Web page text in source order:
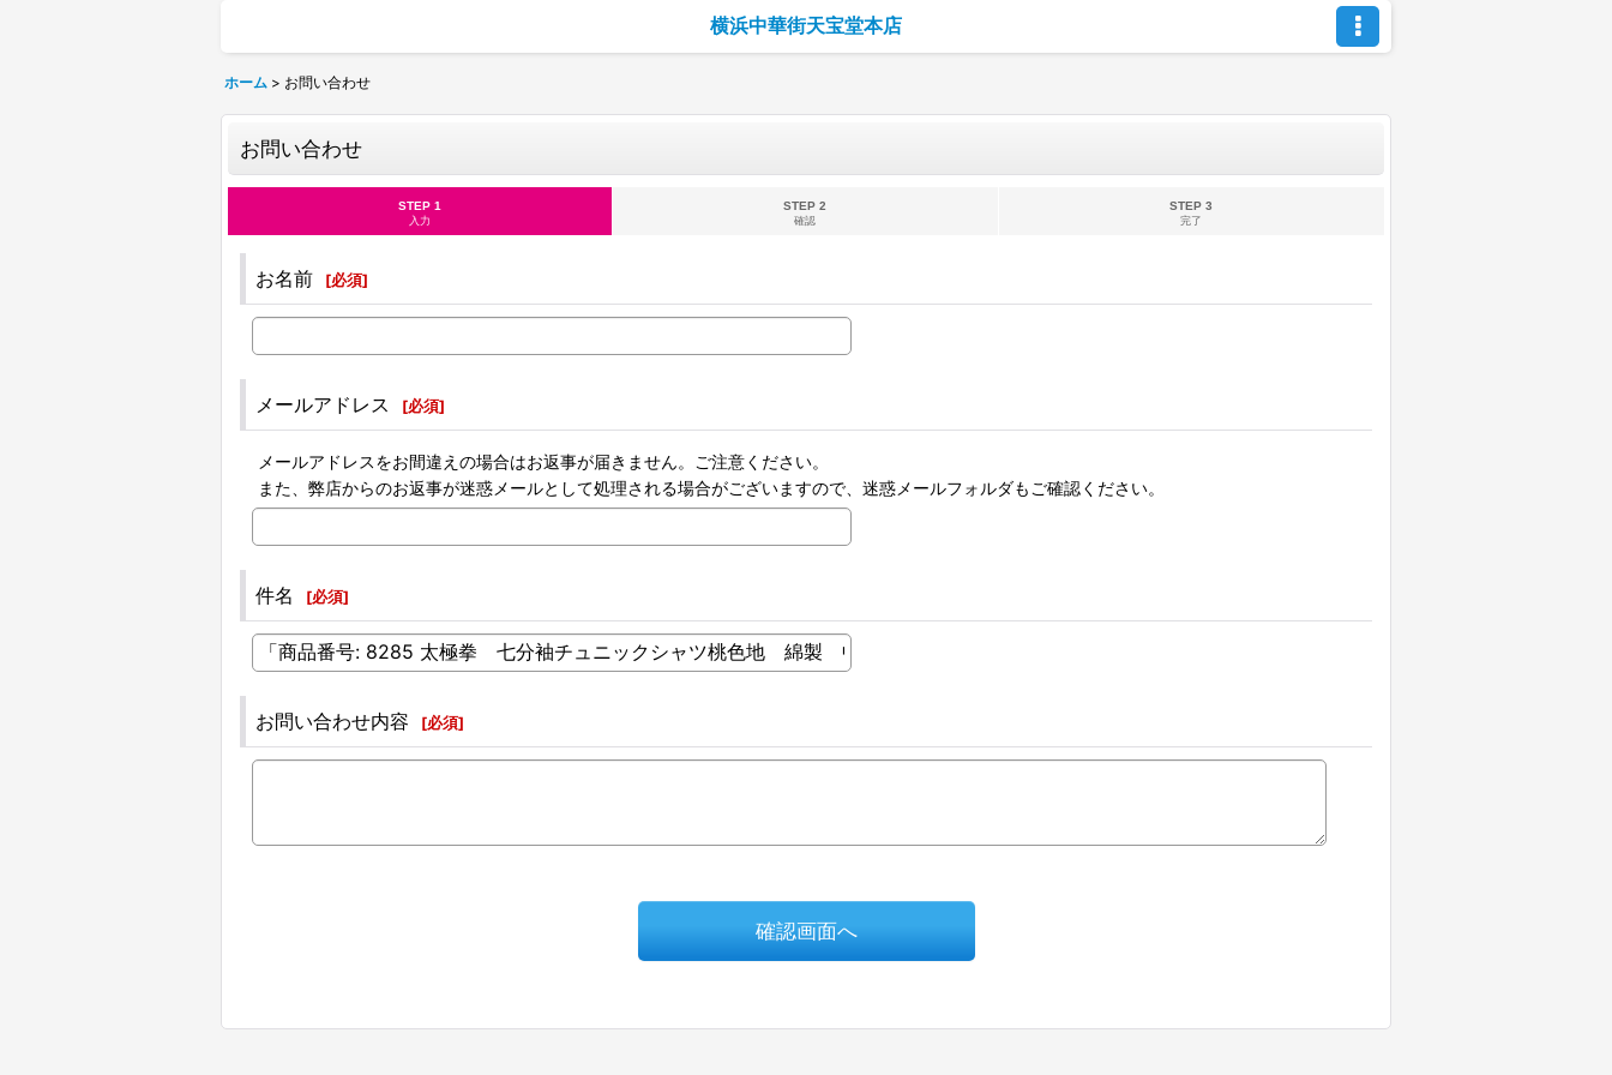
横浜中華街天宝堂本店
ホーム > お問い合わせ
お問い合わせ
STEP 1
入力
STEP 2
確認
STEP 3
完了
お名前 [必須]
メールアドレス [必須]
メールアドレスをお間違えの場合はお返事が届きません。ご注意ください。
また、弊店からのお返事が迷惑メールとして処理される場合がございますので、迷惑メールフォルダもご確認ください。
件名 [必須]
お問い合わせ内容 [必須]
確認画面へ